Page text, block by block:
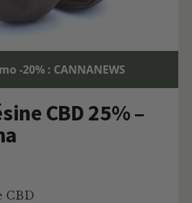
-20% : CANNANEWS
CBD 25% –
CBD